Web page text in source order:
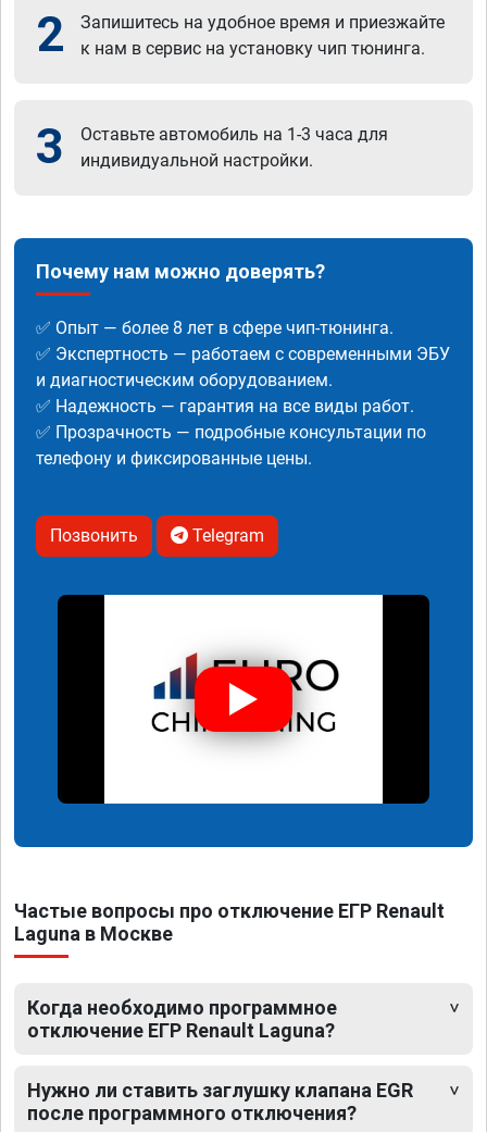
2
Запишитесь на удобное время и приезжайте
к нам в сервис на установку чип тюнинга.
3
Оставьте автомобиль на 1-3 часа для
индивидуальной настройки.
Почему нам можно доверять?
✅ Опыт — более 8 лет в сфере чип-тюнинга.
✅ Экспертность — работаем с современными ЭБУ
и диагностическим оборудованием.
✅ Надежность — гарантия на все виды работ.
✅ Прозрачность — подробные консультации по
телефону и фиксированные цены.
Позвонить Telegram
Частые вопросы про отключение ЕГР Renault
Laguna в Москве
Когда необходимо программное
отключение ЕГР Renault Laguna?
Нужно ли ставить заглушку клапана EGR
после программного отключения?